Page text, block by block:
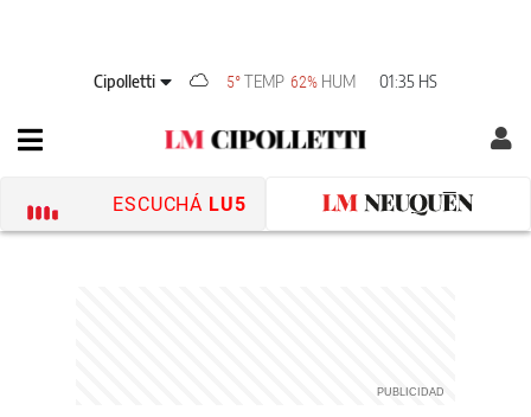
Cipolletti 5°TEMP 62% HUM 01:35 HS
ESCUCHÁ LU5